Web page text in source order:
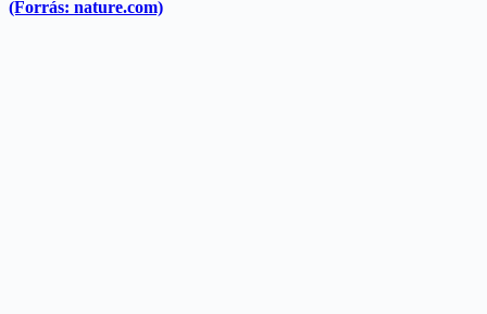
(Forrás: nature.com)